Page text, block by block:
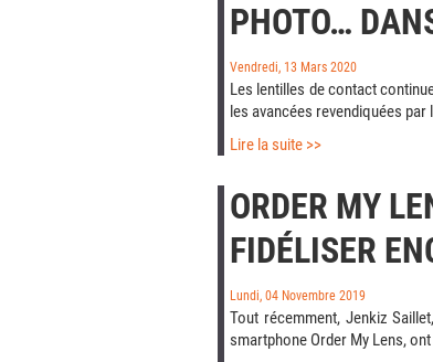
PHOTO…
Vendredi, 13 Mars 2020
Les lentilles de contact
les avancées revendiquées
Lire la suite >>
ORDER MY
FIDÉLISER
Lundi, 04 Novembre 2019
Tout récemment, Jenkiz
smartphone Order My Lens,